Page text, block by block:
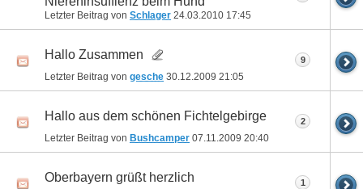
Letzter Beitrag von Schlager 24.03.2010 17:45
Hallo Zusammen
Letzter Beitrag von gesche 30.12.2009 21:05
9
Hallo aus dem schönen Fichtelgebirge
Letzter Beitrag von Bushcamper 07.11.2009 20:40
2
Oberbayern grüßt herzlich 1